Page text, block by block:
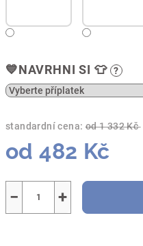
💙NAVRHNI SI 👕 ?
standardní cena: od 1 332 Kč
od482 Kč
+
−